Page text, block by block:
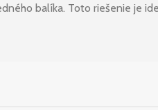
balíka. Toto riešenie je